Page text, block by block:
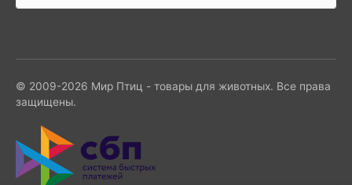
© 2009-2026 Мир Птиц - товары для животных. Все права
защищены.